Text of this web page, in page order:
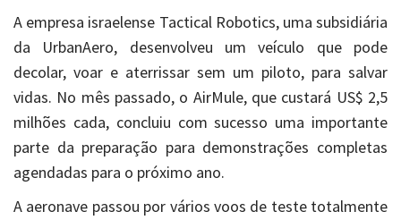
A empresa israelense Tactical Robotics, uma subsidiária
da UrbanAero, desenvolveu um veículo que pode
decolar, voar e aterrissar sem um piloto, para salvar
vidas. No mês passado, o AirMule, que custará US$ 2,5
milhões cada, concluiu com sucesso uma importante
parte da preparação para demonstrações completas
agendadas para o próximo ano.
A aeronave passou por vários voos de teste totalmente